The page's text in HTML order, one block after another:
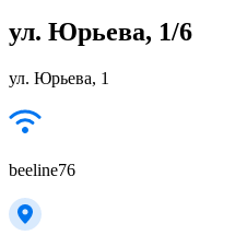
ул. Юрьева, 1/6
ул. Юрьева, 1
beeline76